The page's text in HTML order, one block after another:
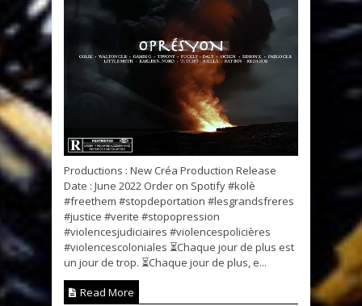
Productions : New Créa Production Release
Date : June 2022 Order on Spotify #kolè
#freethem #stopdeportation #lesgrandsfreres
#justice #verite #stopopression
#violencesjudiciaires #violencespolicières
#violencescoloniales ⏳Chaque jour de plus est
un jour de trop. ⏳Chaque jour de plus, e...
Read More